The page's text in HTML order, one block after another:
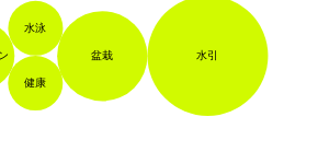
水泳
健康
盆栽 水引